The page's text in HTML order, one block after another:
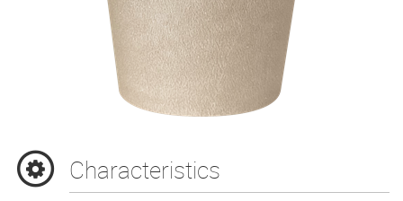
Characteristics